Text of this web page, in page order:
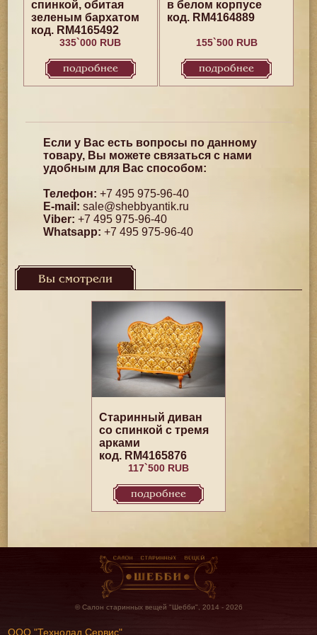
спинкой, обитая
зеленым бархатом
код. RM4165492
335`000 RUB
подробнее
в белом корпусе
код. RM4164889
155`500 RUB
подробнее
Если у Вас есть вопросы по данному
товару, Вы можете связаться с нами
удобным для Вас способом:
Телефон: +7 495 975-96-40
E-mail: sale@shebbyantik.ru
Viber: +7 495 975-96-40
Whatsapp: +7 495 975-96-40
Вы смотрели
Старинный диван
со спинкой с тремя
арками
код. RM4165876
117`500 RUB
подробнее
© Салон старинных вещей "Шебби", 2014 - 2026
ООО "Технолад Сервис"